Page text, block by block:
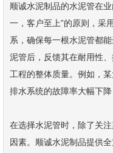
顺诚水泥制品的水泥管在
一，客户至上”的原则，采
系，确保每一根水泥管都
泥管后，反馈其在耐用性
工程的整体质量。例如，
排水系统的故障率大幅下
在选择水泥管时，除了关
因素。顺诚水泥制品提供